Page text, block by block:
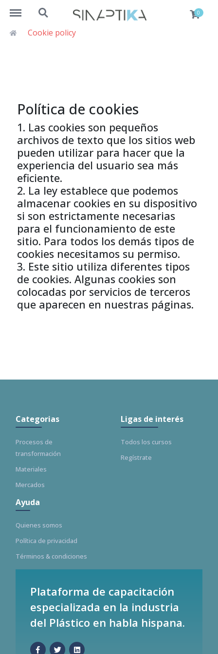
https://www.sinaptika.pro/menu
https://www.sinaptika.pro/search 0
Cookie policy
Política de cookies
1. Las cookies son pequeños
archivos de texto que los sitios web
pueden utilizar para hacer que la
experiencia del usuario sea más
eficiente.
2. La ley establece que podemos
almacenar cookies en su dispositivo
si son estrictamente necesarias
para el funcionamiento de este
sitio. Para todos los demás tipos de
cookies necesitamos su permiso.
3. Este sitio utiliza diferentes tipos
de cookies. Algunas cookies son
colocadas por servicios de terceros
que aparecen en nuestras páginas.
Categorias
Procesos de
transformación
Materiales
Mercados
Ligas de interés
Todos los cursos
Regístrate
Ayuda
Quienes somos
Política de privacidad
Términos & condiciones
Plataforma de capacitación
especializada en la industria
del Plástico en habla hispana.